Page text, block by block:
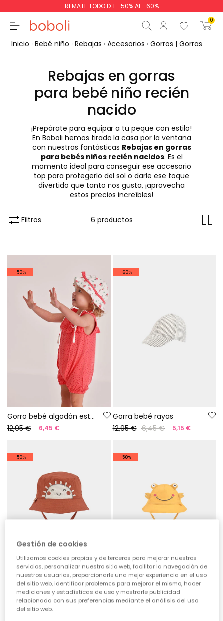
REMATE TODO DEL -50% AL -60%
0
Continua Comenzar pedido
Inicio Bebé niño Rebajas Accesorios Gorros | Gorras
Rebajas en gorras
para bebé niño recién
nacido
¡Prepárate para equipar a tu peque con estilo!
En Boboli hemos tirado la casa por la ventana
con nuestras fantásticas Rebajas en gorras
para bebés niños recién nacidos. Es el
momento ideal para conseguir ese accesorio
top para protegerlo del sol o darle ese toque
divertido que tanto nos gusta, ¡aprovecha
estos precios increíbles!
Filtros 6 productos
-50%
Gorro bebé algodón estampado
12,95 €
6,45 €
-60%
Gorra bebé rayas
12,95 € 6,45 € 5,15 €
-50%
Gorro bebé marrón
15,95 €
7,95 €
-50%
Gorro bebé amarillo
Gestión de cookies
Utilizamos cookies propias y de terceros para mejorar nuestros
servicios, personalizar nuestro sitio web, facilitar la navegación de
nuestros usuarios, proporcionarle una mejor experiencia en el uso
del sitio web, identificar problemas para mejorar el mismo, hacer
mediciones y estadísticas de uso y mostrarle publicidad
relacionada con sus preferencias mediante el análisis del uso
del sitio web.